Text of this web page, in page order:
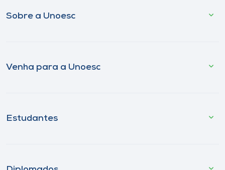
Sobre a Unoesc
Venha para a Unoesc
Estudantes